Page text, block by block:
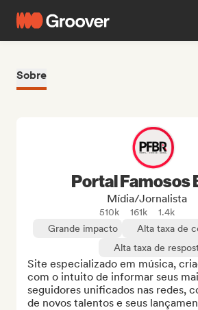
Sobre
Portal Famosos
Mídia/Jornalista
510k 161k
1.4k
Grande impacto
Alta taxa de
Alta taxa de
Site especializado em música,
com o intuito de informar seus
seguidores unificados nas redes,
de novos talentos e seus